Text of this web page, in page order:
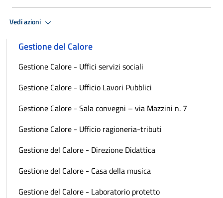
Vedi azioni
Gestione del Calore
Gestione Calore - Uffici servizi sociali
Gestione Calore - Ufficio Lavori Pubblici
Gestione Calore - Sala convegni – via Mazzini n. 7
Gestione Calore - Ufficio ragioneria-tributi
Gestione del Calore - Direzione Didattica
Gestione del Calore - Casa della musica
Gestione del Calore - Laboratorio protetto